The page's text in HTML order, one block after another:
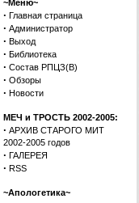
~Меню~
· Главная страница
· Администратор
· Выход
· Библиотека
· Состав РПЦЗ(В)
· Обзоры
· Новости
МЕЧ и ТРОСТЬ 2002-2005:
· АРХИВ СТАРОГО МИТ
2002-2005 годов
· ГАЛЕРЕЯ
· RSS
~Апологетика~